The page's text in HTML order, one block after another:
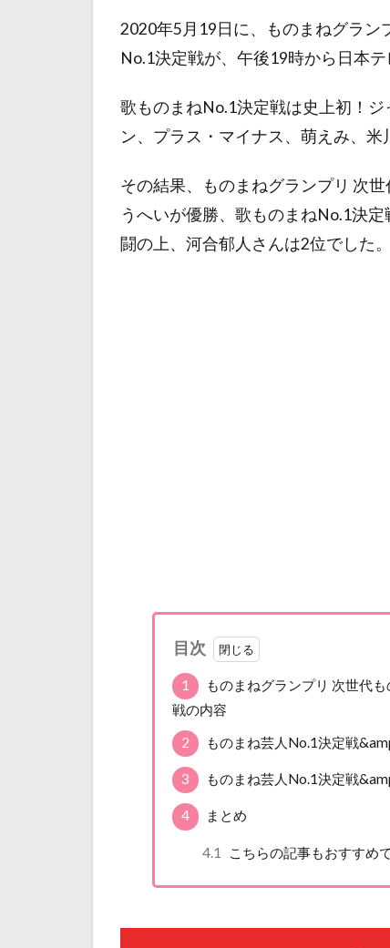
2020年5月19日に、ものまねグラン
No.1決定戦が、午後19時から日本テ
歌ものまねNo.1決定戦は史上初！
ン、プラス・マイナス、萌えみ、米
その結果、ものまねグランプリ 次
うへいが優勝、歌ものまねNo.1決
闘の上、河合郁人さんは2位でした。
目次
1
ものまねグランプリ 次世代
戦の内容
2
ものまね芸人No.1決定戦
3 ものまね芸人No.1決定戦
4 まとめ
4.1 こちらの記事もおすすめ